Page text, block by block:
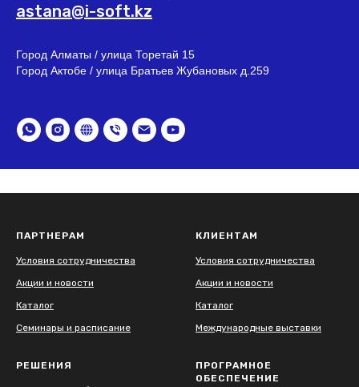
astana@i-soft.kz
Город Алматы / улица Торетай 15
Город Актобе / улица Братьев Жубановых д.259
ПАРТНЕРАМ
Условия сотрудничества
Акции и новости
Каталог
Семинары и расписание
КЛИЕНТАМ
Условия сотрудничества
Акции и новости
Каталог
Международные выставки
РЕШЕНИЯ
ПРОГРАМНОЕ
ОБЕСПЕЧЕНИЕ